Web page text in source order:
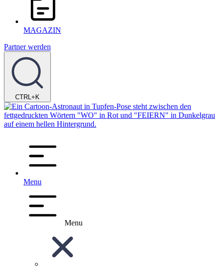
MAGAZIN
Partner werden
CTRL+K
Menu
Menu